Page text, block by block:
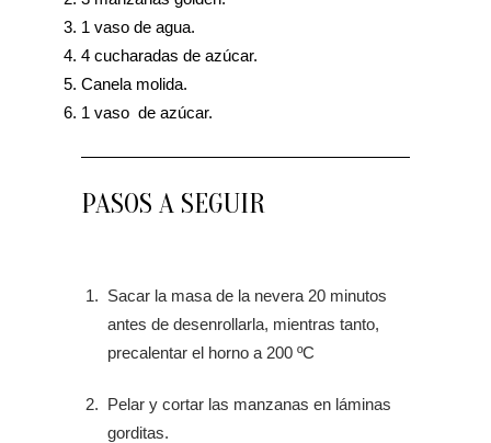
1 vaso de agua.
4 cucharadas de azúcar.
Canela molida.
1 vaso de azúcar.
PASOS A SEGUIR
Sacar la masa de la nevera 20 minutos
antes de desenrollarla, mientras tanto,
precalentar el horno a 200 ºC
Pelar y cortar las manzanas en láminas
gorditas.